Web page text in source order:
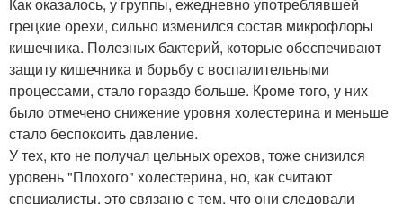
грецкие орехи, сильно изменился состав микрофлоры
кишечника. Полезных бактерий, которые обеспечивают
защиту кишечника и борьбу с воспалительными
процессами, стало гораздо больше. Кроме того, у них
было отмечено снижение уровня холестерина и меньше
стало беспокоить давление.
У тех, кто не получал цельных орехов, тоже снизился
уровень "Плохого" холестерина, но, как считают
специалисты, это связано с тем, что они следовали